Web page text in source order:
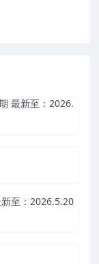
最新至：2026.
至：2026.5.20